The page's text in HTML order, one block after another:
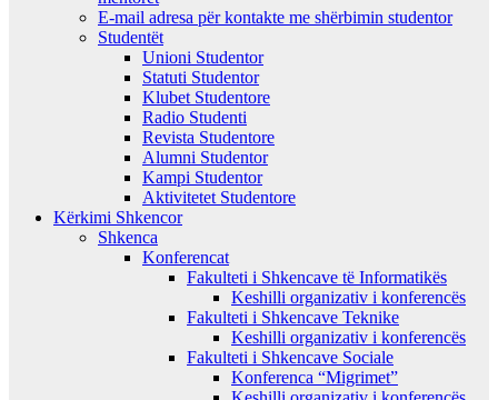
E-mail adresa për kontakte me shërbimin studentor
Studentët
Unioni Studentor
Statuti Studentor
Klubet Studentore
Radio Studenti
Revista Studentore
Alumni Studentor
Kampi Studentor
Aktivitetet Studentore
Kërkimi Shkencor
Shkenca
Konferencat
Fakulteti i Shkencave të Informatikës
Keshilli organizativ i konferencës
Fakulteti i Shkencave Teknike
Keshilli organizativ i konferencës
Fakulteti i Shkencave Sociale
Konferenca “Migrimet”